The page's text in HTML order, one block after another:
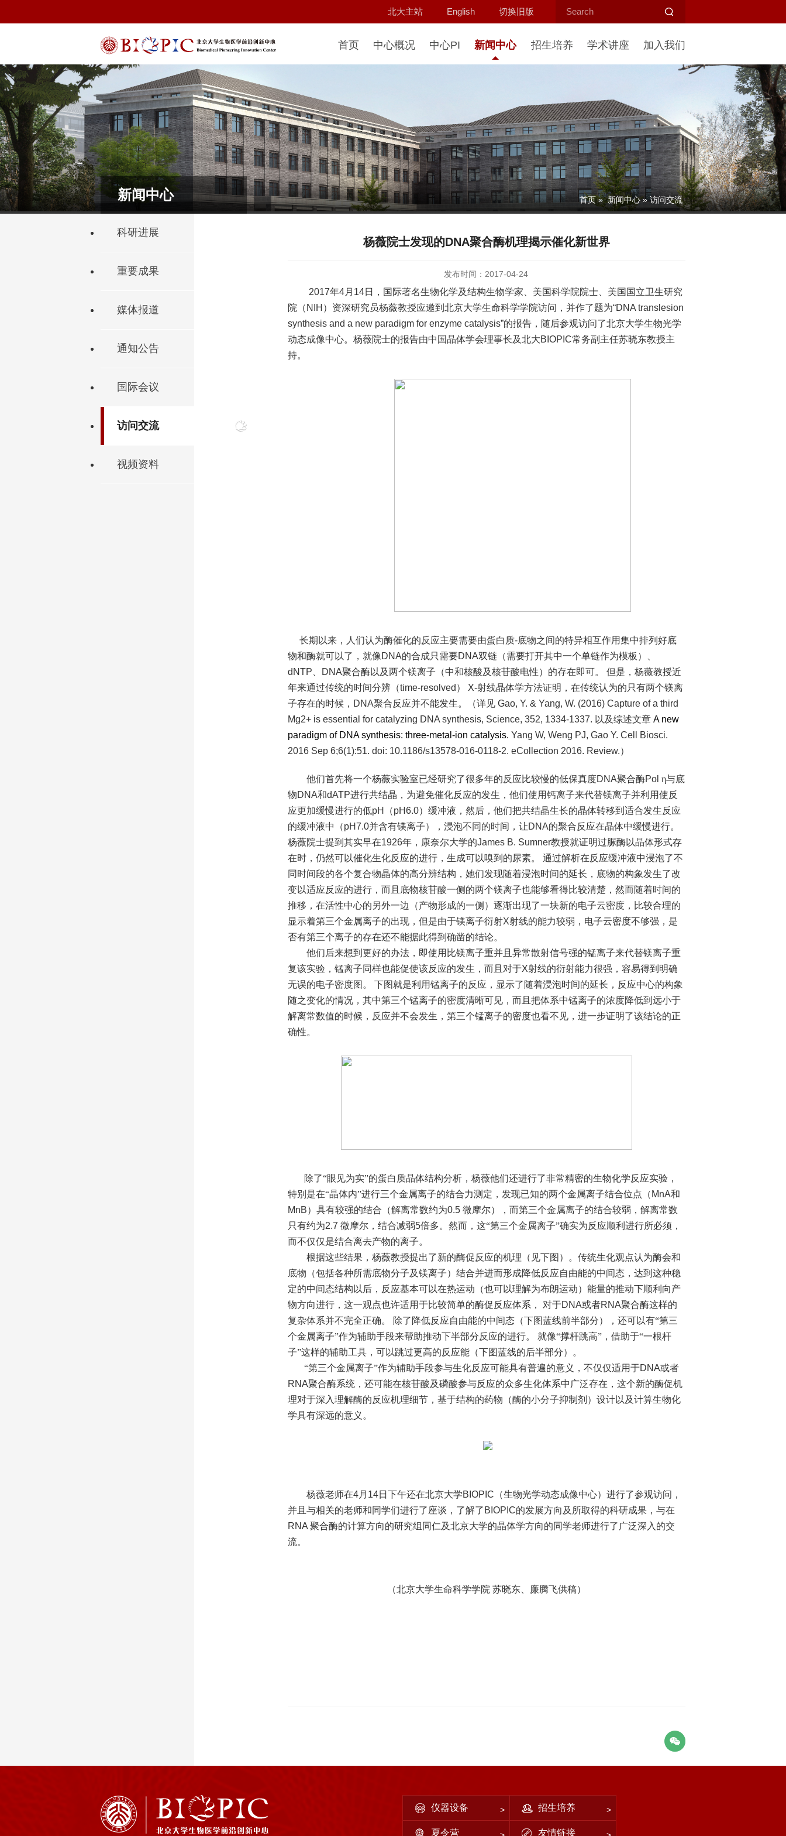
北大主站 English 切换旧版
首页 中心概况 中心PI 新闻中心 招生培养 学术讲座 加入我们
新闻中心
科研进展
重要成果
媒体报道
通知公告
国际会议
访问交流
视频资料
首页 » 新闻中心 » 访问交流
杨薇院士发现的DNA聚合酶机理揭示催化新世界
发布时间：2017-04-24
2017年4月 14日，国际著名生物化学及结构生物学家、美国科学院院士、美国国立卫生研究
院（ NIH ）资深研究员杨薇教授应邀到北京大学生命科学学院访问，并作了题为“DNA translesion
synthesis and a new paradigm for enzyme catalysis”的报告，随后参观访问了北京大学生物光学
动态成像中心。杨薇院士的报告由中国晶体学会理事长及北大BIOPIC常务副主任苏晓东教授主
持。
长期以来，人们认为酶催化的反应主要需要由蛋白质-底物之间的特异相互作用集中排列好底
物和酶就可以了，就像DNA的合成只需要DNA双链（需要打开其中一个单链作为模板）、
dNTP
DNA聚合酶以及两个镁离子（中和核酸及核苷酸电性）的存在即可。
但是，杨薇教授近
年来通过传统的时间分辨（time-resolved ） X-射线晶体学方法证明，在传统认为的只有两个镁离
子存在的时候， DNA聚合反应并不能发生。（详见 Gao, Y. & Yang, W. (2016) Capture of a third
Mg2+ is essential for catalyzing DNA synthesis, Science, 352, 1334-1337. 以及综述文章 A new
paradigm of DNA synthesis: three-metal-ion catalysis. Yang W, Weng PJ, Gao Y. Cell Biosci.
2016 Sep 6;6(1):51. doi: 10.1186/s13578-016-0118-2. eCollection 2016. Review.）
他们首先将一个杨薇实验室已经研究了很多年的反应比较慢的低保真度DNA聚合酶Pol η与底
物DNA和dATP进行共结晶，为避免催化反应的发生，他们使用钙离子来代替镁离子并利用使反
应更加缓慢进行的低pH （pH6.0）缓冲液，然后，他们把共结晶生长的晶体转移到适合发生反应
的缓冲液中（pH7.0并含有镁离子），浸泡不同的时间，让DNA的聚合反应在晶体中缓慢进行。
杨薇院士提到其实早在1926年，康奈尔大学的James B. Sumner教授就证明过脲酶以晶体形式存
在时，仍然可以催化生化反应的进行，生成可以嗅到的尿素。
通过解析在反应缓冲液中浸泡了不
同时间段的各个复合物晶体的高分辨结构，她们发现随着浸泡时间的延长，底物的构象发生了改
变以适应反应的进行，而且底物核苷酸一侧的两个镁离子也能够看得比较清楚，然而随着时间的
推移，在活性中心的另外一边（产物形成的一侧）逐渐出现了一块新的电子云密度，比较合理的
显示着第三个金属离子的出现，但是由于镁离子衍射X射线的能力较弱，电子云密度不够强，是
否有第三个离子的存在还不能据此得到确凿的结论。
他们后来想到更好的办法，即使用比镁离子重并且异常散射信号强的锰离子来代替镁离子重
复该实验，锰离子同样也能促使该反应的发生，而且对于X射线的衍射能力很强，容易得到明确
无误的电子密度图。
下图就是利用锰离子的反应，显示了随着浸泡时间的延长，反应中心的构象
随之变化的情况，其中第三个锰离子的密度清晰可见，而且把体系中锰离子的浓度降低到远小于
解离常数值的时候，反应并不会发生，第三个锰离子的密度也看不见，进一步证明了该结论的正
确性。
除了“眼见为实”的蛋白质晶体结构分析，杨薇他们还进行了非常精密的生物化学反应实验，
特别是在“晶体内”进行三个金属离子的结合力测定，发现已知的两个金属离子结合位点（ MnA和
MnB）具有较强的结合（解离常数约为0.5 微摩尔），而第三个金属离子的结合较弱，解离常数
只有约为2.7 微摩尔，结合减弱5倍多。然而，这“第三个金属离子”确实为反应顺利进行所必须，
而不仅仅是结合离去产物的离子。
根据这些结果，杨薇教授提出了新的酶促反应的机理（见下图）。传统生化观点认为酶会和
底物（包括各种所需底物分子及镁离子）结合并进而形成降低反应自由能的中间态，达到这种稳
定的中间态结构以后，反应基本可以在热运动（也可以理解为布朗运动）能量的推动下顺利向产
物方向进行，这一观点也许适用于比较简单的酶促反应体系，
对于DNA或者RNA聚合酶这样的
复杂体系并不完全正确。
除了降低反应自由能的中间态（下图蓝线前半部分），还可以有“第三
个金属离子”作为辅助手段来帮助推动下半部分反应的进行。
就像“撑杆跳高”，借助于“一根杆
子”这样的辅助工具，可以跳过更高的反应能（下图蓝线的后半部分）。
“第三个金属离子”作为辅助手段参与生化反应可能具有普遍的意义，不仅仅适用于DNA或者
RNA聚合酶系统，还可能在核苷酸及磷酸参与反应的众多生化体系中广泛存在，这个新的酶促机
理对于深入理解酶的反应机理细节，基于结构的药物（酶的小分子抑制剂）设计以及计算生物化
学具有深远的意义。
杨薇老师在4月 14日下午还在北京大学BIOPIC （生物光学动态成像中心）进行了参观访问，
并且与相关的老师和同学们进行了座谈，了解了 BIOPIC的发展方向及所取得的科研成果，与在
RNA 聚合酶的计算方向的研究组同仁及北京大学的晶体学方向的同学老师进行了广泛深入的交
流。
（北京大学生命科学学院 苏晓东、廉腾飞供稿）
仪器设备 招生培养
夏令营 友情链接